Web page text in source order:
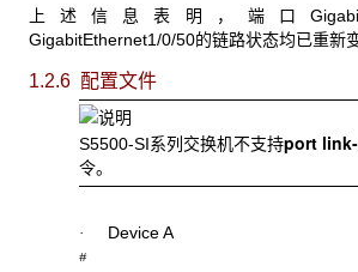
上述信息表明，端口
GigabitEthernet1/0/50的链路状态均已重新
1.2.6 配置文件
S5500-SI系列交换机不支持port
令。
· Device A
#